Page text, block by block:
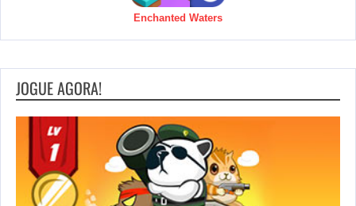
Enchanted Waters
JOGUE AGORA!